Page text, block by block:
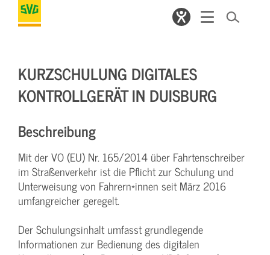
KURZSCHULUNG DIGITALES
KONTROLLGERÄT IN DUISBURG
Beschreibung
Mit der VO (EU) Nr. 165/2014 über Fahrtenschreiber
im Straßenverkehr ist die Pflicht zur Schulung und
Unterweisung von Fahrern*innen seit März 2016
umfangreicher geregelt.
Der Schulungsinhalt umfasst grundlegende
Informationen zur Bedienung des digitalen